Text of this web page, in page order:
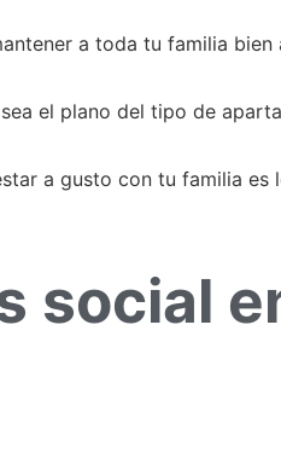
a toda tu familia
el plano del tipo de
a gusto con tu familia es
social